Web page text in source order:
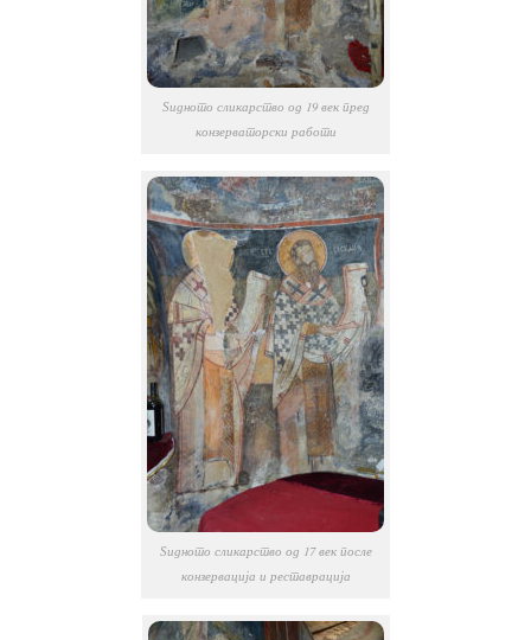
Ѕидното сликарство од 19 век пред
конзерваторски работи
Ѕидното сликарство од 17 век после
конзервација и реставрација